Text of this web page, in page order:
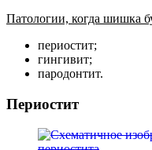
Патологии, когда шишка
периостит;
гингивит;
пародонтит.
Периостит